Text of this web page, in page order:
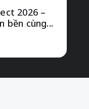
2026 –
bền cùng...